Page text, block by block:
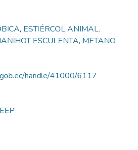
, ESTIÉRCOL ANIMAL,
ESCULENTA, METANO
handle/41000/6117